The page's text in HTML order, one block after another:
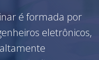
é formada por
eletrônicos,